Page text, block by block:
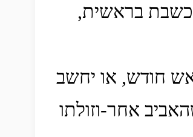
כשבת בראשית,
חודש, או יחשב
אחר-וזולתו